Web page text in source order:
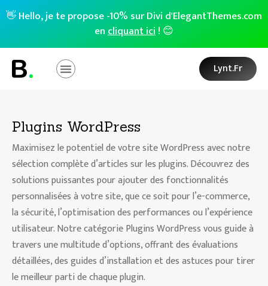
👋 Hello, je te propose -10% sur Divi d'ElegantThemes.com
encliquant ici! 😊
Lynt.fr
Plugins WordPress
Maximisez le potentiel de votre site WordPress avec notre
sélection complète d’articles sur les plugins. Découvrez des
solutions puissantes pour ajouter des fonctionnalités
personnalisées à votre site, que ce soit pour l’e-commerce,
la sécurité, l’optimisation des performances ou l’expérience
utilisateur. Notre catégorie Plugins WordPress vous guide à
travers une multitude d’options, offrant des évaluations
détaillées, des guides d’installation et des astuces pour tirer
le meilleur parti de chaque plugin.